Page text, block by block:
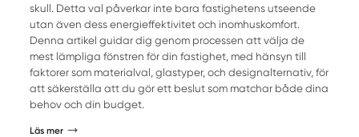
skull. Detta val påverkar inte bara fastighetens utseende
utan även dess energieffektivitet och inomhuskomfort.
Denna artikel guidar dig genom processen att välja de
mest lämpliga fönstren för din fastighet, med hänsyn till
faktorer som materialval, glastyper, och designalternativ, för
att säkerställa att du gör ett beslut som matchar både dina
behov och din budget.
Läs mer